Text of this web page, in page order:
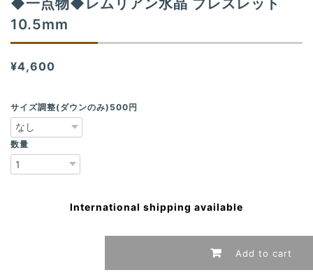
10.5mm
¥4,600
サイズ調整(ダウンのみ)500円
数量
International shipping available
Add to cart